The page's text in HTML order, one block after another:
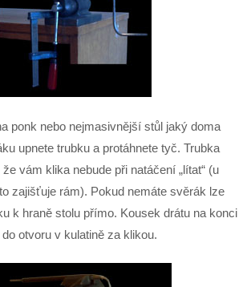
ponk nebo nejmasivnější stůl jaký doma
upnete trubku a protáhnete tyč. Trubka
vám klika nebude při natáčení „lítat“ (u
zajišťuje rám). Pokud nemáte svěrák lze
k hraně stolu přímo. Kousek drátu na konci
otvoru v kulatině za klikou.